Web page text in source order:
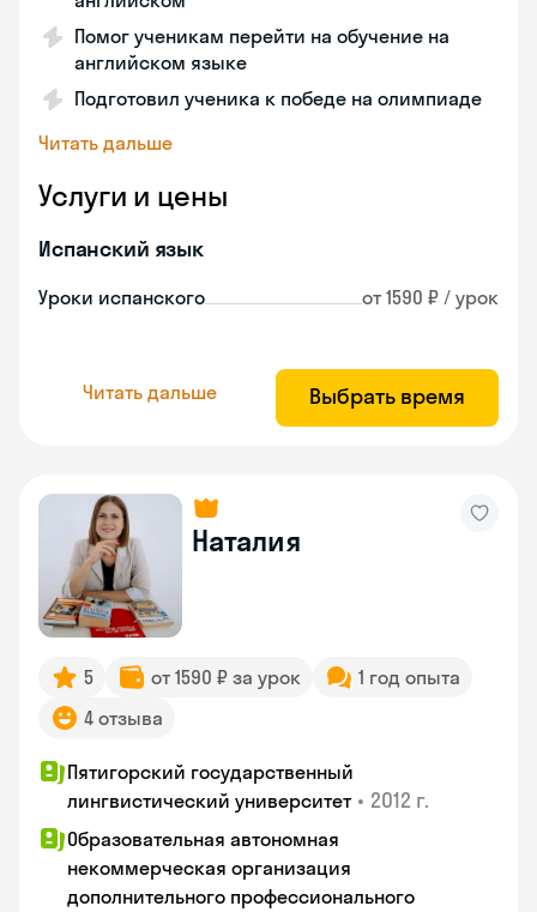
Помог ученикам перейти на обучение на
английском языке
Подготовил ученика к победе на олимпиаде
Читать дальше
Услуги и цены
Испанский язык
Уроки испанского от 1590 ₽ / урок
Читать дальше Выбрать время
Наталия
5 от 1590 ₽ за урок
1 год опыта
4 отзыва
Пятигорский государственный
лингвистический университет • 2012 г.
Образовательная автономная
некоммерческая организация
дополнительного профессионального